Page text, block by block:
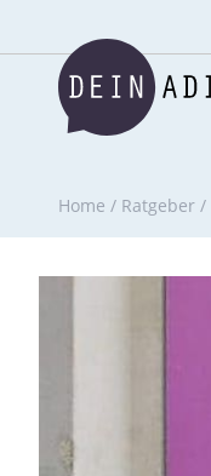
Home / Ratgeber /